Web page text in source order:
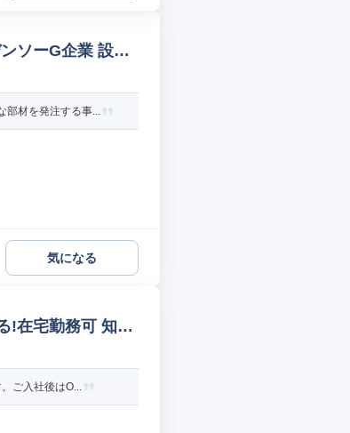
ソーG企業 設備
部材を発注する事...
気になる
!在宅勤務可 知的
ご入社後はO...